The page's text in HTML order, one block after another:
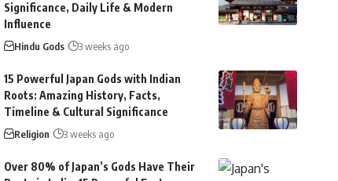
Significance, Daily Life & Modern
Influence
Hindu Gods 3 weeks ago
15 Powerful Japan Gods with Indian
Roots: Amazing History, Facts,
Timeline & Cultural Significance
Religion 3 weeks ago
Over 80% of Japan’s Gods Have Their